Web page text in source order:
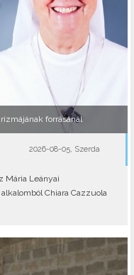
forrásánál
2026-08-05, Szerda
Mária Leányai
Chiara Cazzuola